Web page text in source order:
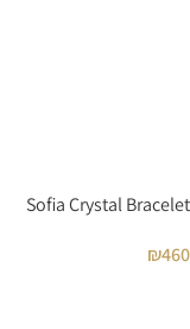
Sofia Crystal Bracelet
₪460